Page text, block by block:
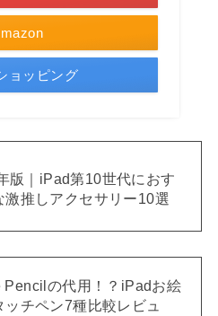
ョッピング
版｜iPad第10世代におす
激推しアクセサリー10選
Pencilの代用！？iPadお絵
ッチペン7種比較レビュ